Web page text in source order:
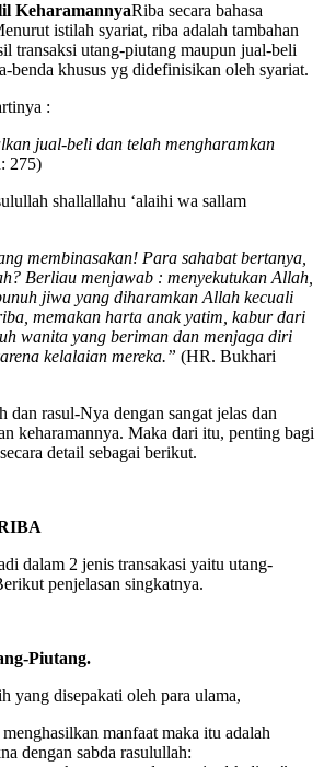
KeharamannyaRiba secara bahasa
istilah syariat, riba adalah tambahan
transaksi utang-piutang maupun jual-beli
benda khusus yg didefinisikan oleh syariat.
:
jual-beli dan telah mengharamkan
275)
shallallahu ‘alaihi wa sallam
membinasakan! Para sahabat bertanya,
Berliau menjawab : menyekutukan Allah,
jiwa yang diharamkan Allah kecuali
memakan harta anak yatim, kabur dari
wanita yang beriman dan menjaga diri
kelalaian mereka.” (HR. Bukhari
rasul-Nya dengan sangat jelas dan
keharamannya. Maka dari itu, penting bagi
detail sebagai berikut.
dalam 2 jenis transakasi yaitu utang-
penjelasan singkatnya.
Piutang.
yang disepakati oleh para ulama,
manfaat maka itu adalah
dengan sabda rasulullah: